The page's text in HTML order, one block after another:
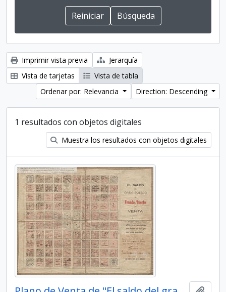
Imprimir vista previa
Jerarquía
Vista de tarjetas
Vista de tabla
Ordenar por: Relevancia
Direction: Descending
1 resultados con objetos digitales
Muestra los resultados con objetos digitales